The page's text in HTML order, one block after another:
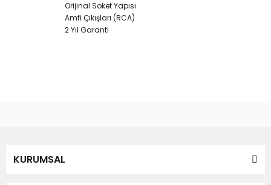
Orijinal Soket Yapısı
Amfi Çıkışları (RCA)
2 Yıl Garanti
Ürün resmi kalitesiz, bozuk veya görüntülenemiyor.
KURUMSAL